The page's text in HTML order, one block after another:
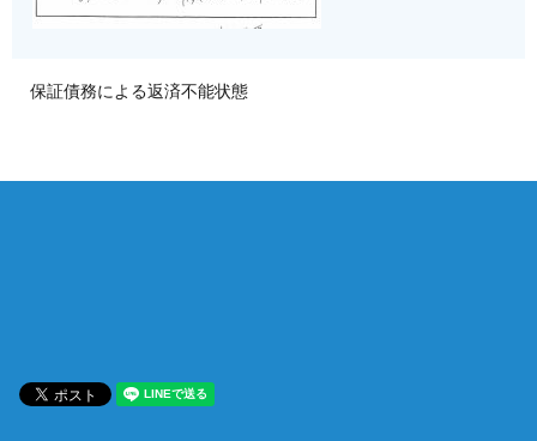
保証債務による返済不能状態